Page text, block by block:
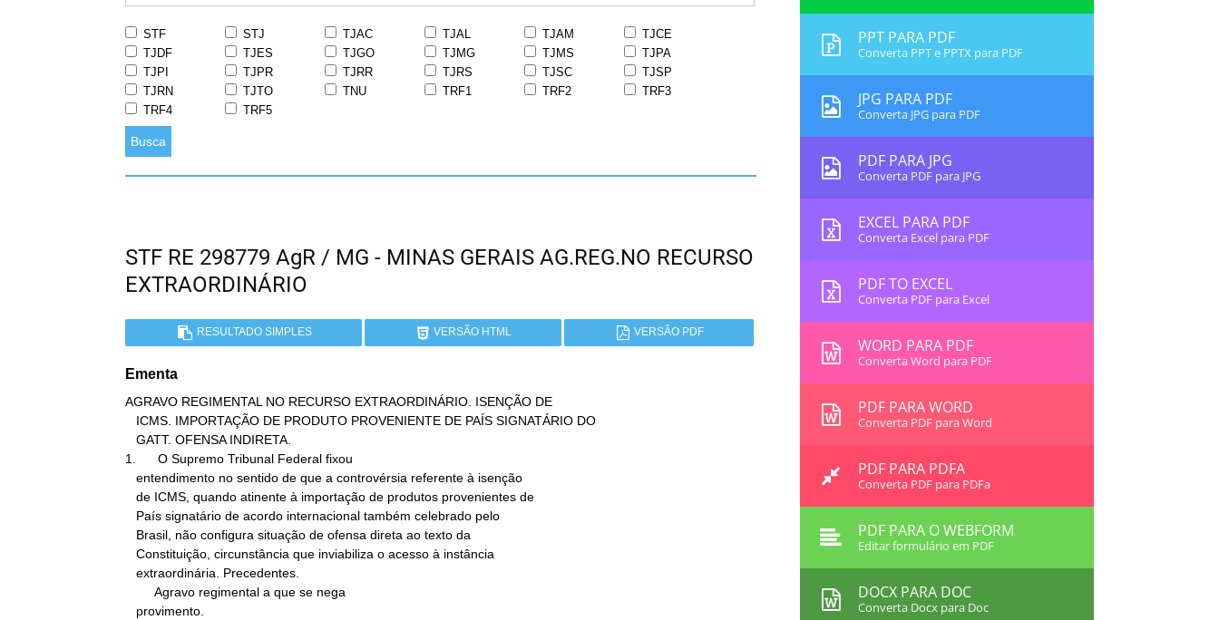
STF STJ TJAC TJAL TJAM
TJCE
TJDF
TJES TJGO TJMG TJMS
TJPA
TJPI
TJPR TJRR TJRS TJSC
TJSP
TJRN
TJTO TNU TRF1 TRF2
TRF3
TRF4
TRF5
Busca
STF RE 298779 AgR / MG - MINAS GERAIS AG.REG.NO RECURSO
EXTRAORDINÁRIO
RESULTADO SIMPLES VERSÃO HTML VERSÃO PDF
Ementa
AGRAVO REGIMENTAL NO RECURSO EXTRAORDINÁRIO. ISENÇÃO DE
1.      O Supremo Tribunal Federal fixou
   provimento.
PPT PARA PDF
Converta PPT e PPTX para PDF
JPG PARA PDF
Converta JPG para PDF
PDF PARA JPG
Converta PDF para JPG
EXCEL PARA PDF
Converta Excel para PDF
PDF TO EXCEL
Converta PDF para Excel
WORD PARA PDF
Converta Word para PDF
PDF PARA WORD
Converta PDF para Word
PDF PARA PDFA
Converta PDF para PDFa
PDF PARA O WEBFORM
Editar formulário em PDF
DOCX PARA DOC
Converta Docx para Doc